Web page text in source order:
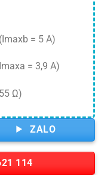
= 5 A)
= 3,9 A)
Ω)
ZALO
114